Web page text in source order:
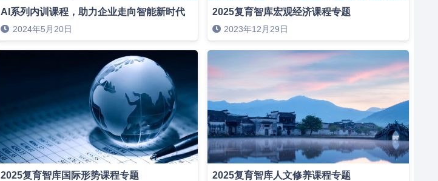
AI系列内训课程，助力企业走向智能新时代
2024年5月20日
2025复育智库宏观经济课程专题
2023年12月29日
2025复育智库国际形势课程专题 2025复育智库人文修养课程专题